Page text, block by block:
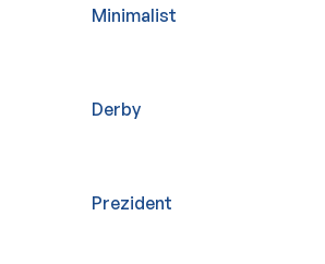
Minimalist
Derby
Prezident